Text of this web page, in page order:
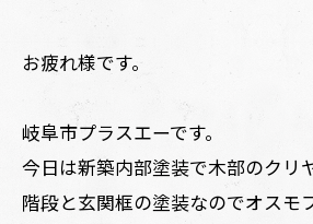
お疲れ様です。
岐阜市プラスエーです。
今日は新築内部塗装で木部のクリ
階段と玄関框の塗装なのでオスモ